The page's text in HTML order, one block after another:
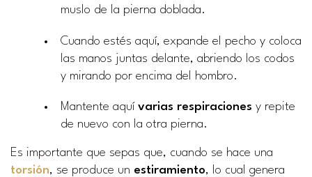
muslo de la pierna doblada.
Cuando estés aquí, expande el pecho y coloca
las manos juntas delante, abriendo los codos
y mirando por encima del hombro.
Mantente aquí varias respiraciones y repite
de nuevo con la otra pierna.
Es importante que sepas que, cuando se hace una
torsión, se produce un estiramiento, lo cual genera